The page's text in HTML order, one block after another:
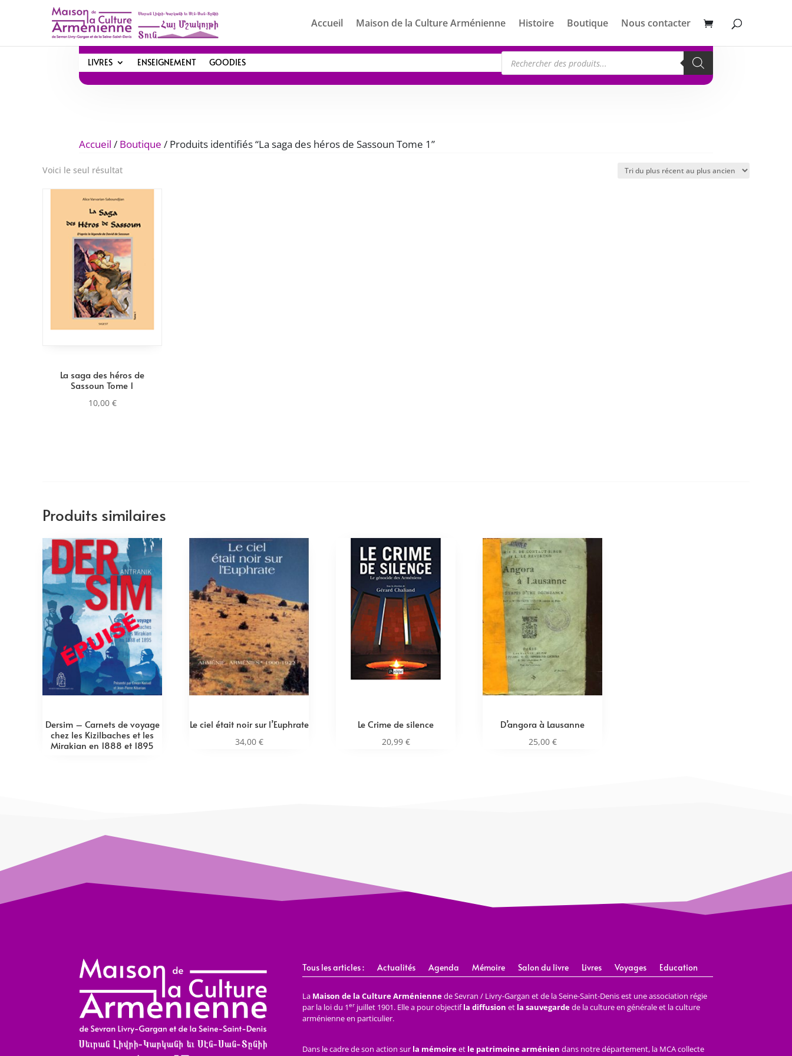
Accueil Maison de la Culture Arménienne Histoire Boutique Nous contacter
LIVRES ENSEIGNEMENT GOODIES Recherche
de
produits
Accueil / Boutique / Produits identifiés “La saga des héros de Sassoun Tome 1”
Voici le seul résultat
La saga des héros de
Sassoun Tome 1
10,00 €
Produits similaires
Dersim – Carnets de voyage
chez les Kizilbaches et les
Mirakian en 1888 et 1895
Le ciel était noir sur l’Euphrate
34,00 €
Le Crime de silence
20,99 €
D’angora à Lausanne
25,00 €
Tous les articles : Actualités Agenda Mémoire Salon du livre Livres Voyages Education
La Maison de la Culture Arméniennede Sevran / Livry-Gargan et de la Seine-Saint-Denis est une association régie
par la loi du 1erjuillet 1901. Elle a pour objectifla diffusion et la sauvegardede la culture en générale et la culture
arménienne en particulier.
Dans le cadre de son action sur la mémoireet le patrimoine arménien dans notre département, la MCA collecte